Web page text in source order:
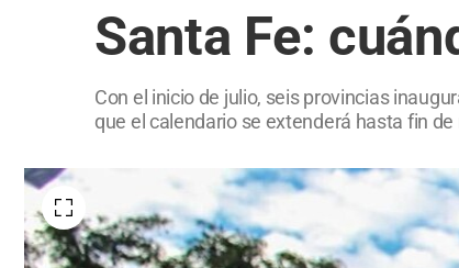
Santa Fe:
Con el inicio de julio, seis provincias
que el calendario se extenderá hasta fin